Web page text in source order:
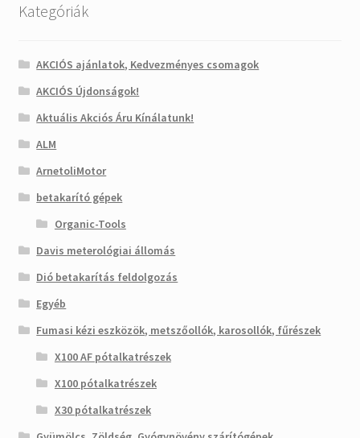
Kategóriák
AKCIÓS ajánlatok, Kedvezményes csomagok
AKCIÓS Újdonságok!
Aktuális Akciós Áru Kínálatunk!
ALM
ArnetoliMotor
betakarító gépek
Organic-Tools
Davis meterológiai állomás
Dió betakarítás feldolgozás
Egyéb
Fumasi kézi eszközök, metszőollók, karosollók, fűrészek
X100 AF pótalkatrészek
X100 pótalkatrészek
X30 pótalkatrészek